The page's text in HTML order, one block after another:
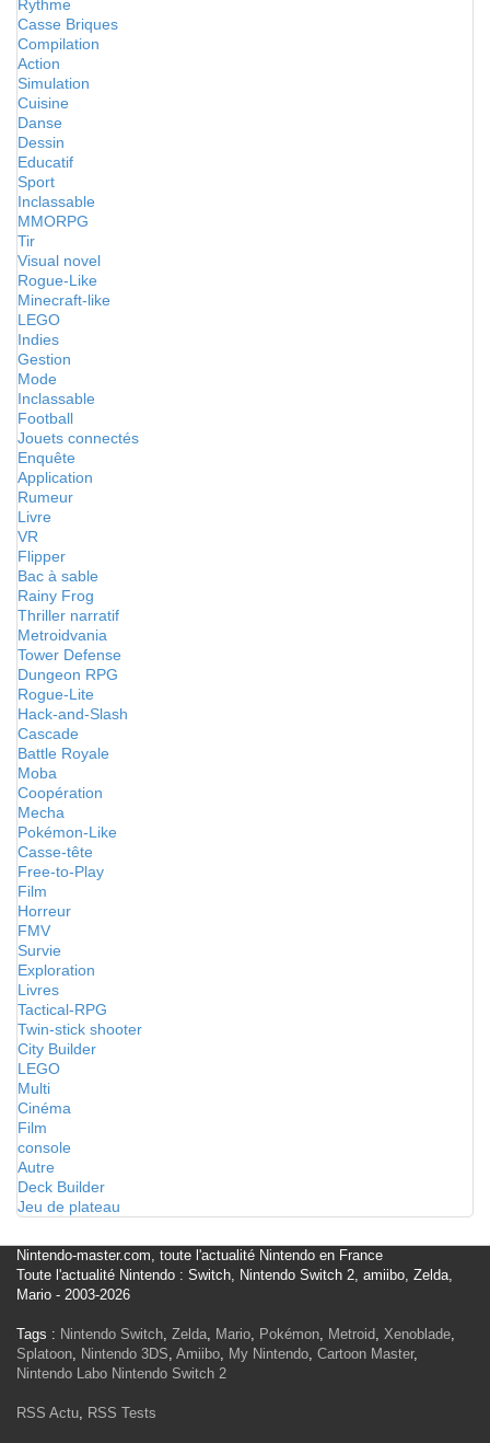
Rythme
Casse Briques
Compilation
Action
Simulation
Cuisine
Danse
Dessin
Educatif
Sport
Inclassable
MMORPG
Tir
Visual novel
Rogue-Like
Minecraft-like
LEGO
Indies
Gestion
Mode
Inclassable
Football
Jouets connectés
Enquête
Application
Rumeur
Livre
VR
Flipper
Bac à sable
Rainy Frog
Thriller narratif
Metroidvania
Tower Defense
Dungeon RPG
Rogue-Lite
Hack-and-Slash
Cascade
Battle Royale
Moba
Coopération
Mecha
Pokémon-Like
Casse-tête
Free-to-Play
Film
Horreur
FMV
Survie
Exploration
Livres
Tactical-RPG
Twin-stick shooter
City Builder
LEGO
Multi
Cinéma
Film
console
Autre
Deck Builder
Jeu de plateau
Nintendo-master.com, toute l'actualité Nintendo en France
Toute l'actualité Nintendo : Switch, Nintendo Switch 2, amiibo, Zelda,
Mario - 2003-2026
Tags : Nintendo Switch, Zelda, Mario, Pokémon, Metroid, Xenoblade,
Splatoon, Nintendo 3DS, Amiibo, My Nintendo, Cartoon Master,
Nintendo Labo Nintendo Switch 2
RSS Actu, RSS Tests